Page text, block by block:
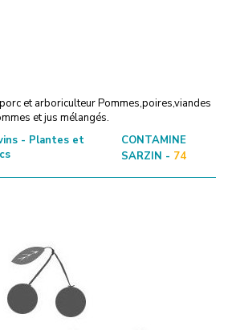
et arboriculteur Pommes,poires,viandes
et jus mélangés.
- Plantes et
CONTAMINE
SARZIN - 74